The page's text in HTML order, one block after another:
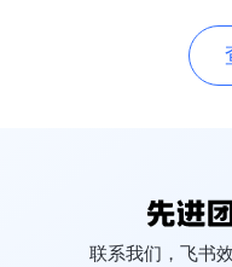
联系我们，飞书